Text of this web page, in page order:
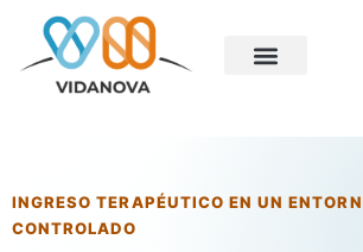
INGRESO TERAPÉUTICO EN UN
CONTROLADO